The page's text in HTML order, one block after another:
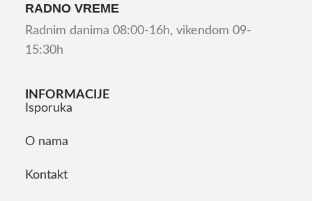
RADNO VREME
Radnim danima 08:00-16h, vikendom 09-
15:30h
INFORMACIJE
Isporuka
O nama
Kontakt